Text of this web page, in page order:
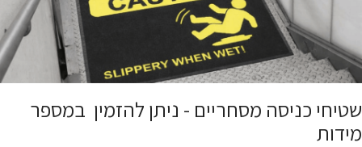
שטיחי כניסה מסחריים - ניתן להזמין במספר
מידות